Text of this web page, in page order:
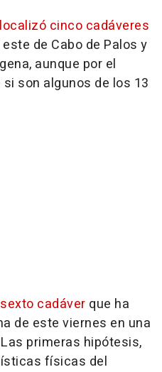
cinco cadáveres
de Cabo de Palos y
aunque por el
son algunos de los 13
cadáver que ha
de este viernes en una
primeras hipótesis,
físicas del